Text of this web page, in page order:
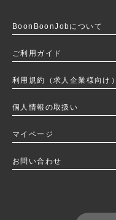
BoonBoonJobについて
ご利用ガイド
利用規約（求人企業様向け）
個人情報の取扱い
マイページ
お問い合わせ